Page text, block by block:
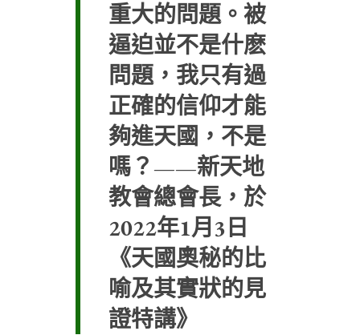
重大的問題。被
逼迫並不是什麽
問題，我只有過
正確的信仰才能
夠進天國，不是
嗎？——新天地
教會總會長，於
2022年1月3日
《天國奧秘的比
喻及其實狀的見
證特講》